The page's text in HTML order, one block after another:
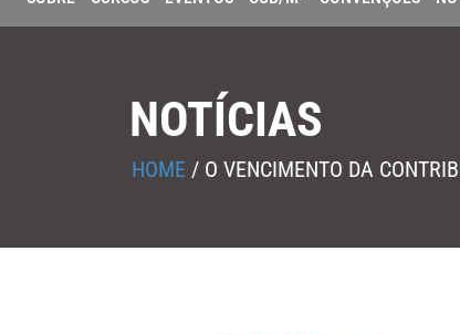
NOTÍCIAS
HOME / O VENCIMENTO DA